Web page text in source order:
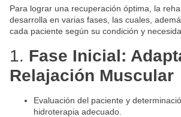
Para lograr una recuperación óptima, la
desarrolla en varias fases, las cuales,
cada paciente según su condición y
1. Fase Inicial:
Relajación Muscular
Evaluación del paciente y
hidroterapia adecuado.